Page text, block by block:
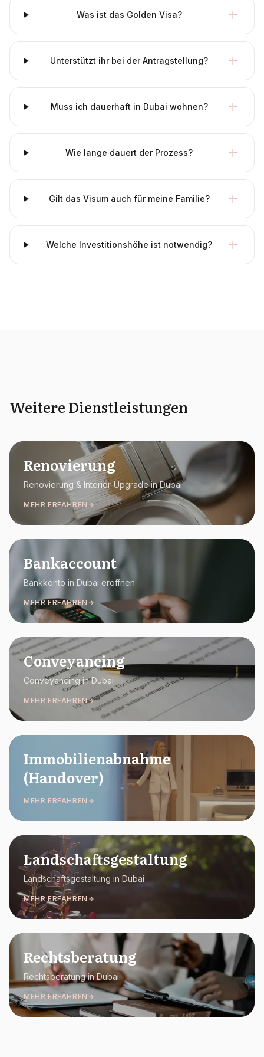
Was ist das Golden Visa?
Unterstützt ihr bei der Antragstellung?
Muss ich dauerhaft in Dubai wohnen?
Wie lange dauert der Prozess?
Gilt das Visum auch für meine Familie?
Welche Investitionshöhe ist notwendig?
Weitere Dienstleistungen
Renovierung
Renovierung & Interior-Upgrade in Dubai
MEHR ERFAHREN
Bankaccount
Bankkonto in Dubai eröffnen
MEHR ERFAHREN
Conveyancing
Conveyancing in Dubai
MEHR ERFAHREN
Immobilienabnahme
(Handover)
MEHR ERFAHREN
Landschaftsgestaltung
Landschaftsgestaltung in Dubai
MEHR ERFAHREN
Rechtsberatung
Rechtsberatung in Dubai
MEHR ERFAHREN